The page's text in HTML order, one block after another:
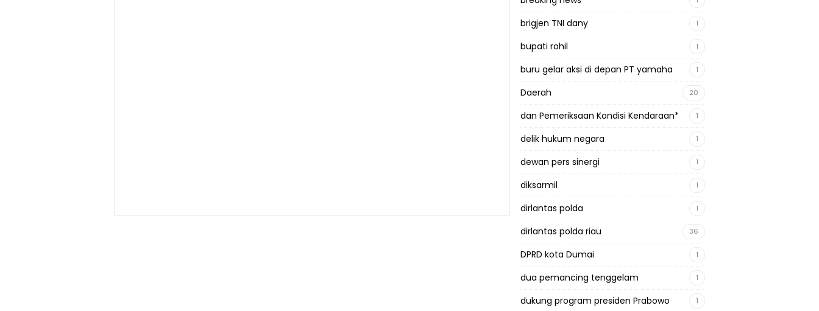
brigjen TNI dany 1
bupati rohil 1
buru gelar aksi di depan PT yamaha 1
Daerah 20
dan Pemeriksaan Kondisi Kendaraan* 1
delik hukum negara 1
dewan pers sinergi 1
diksarmil 1
dirlantas polda 1
dirlantas polda riau 36
DPRD kota Dumai 1
dua pemancing tenggelam 1
dukung program presiden Prabowo 1